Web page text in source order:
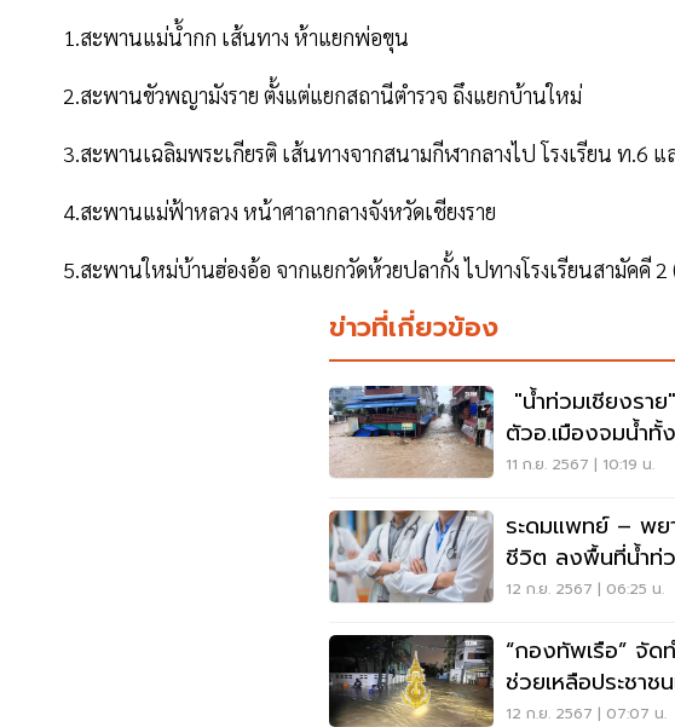
1.สะพานแม่น้ำกก เส้นทาง ห้าแยกพ่อขุน
2.สะพานขัวพญามังราย ตั้งแต่แยกสถานีตำรวจ ถึงแยกบ้านใหม่
3.สะพานเฉลิมพระเกียรติ เส้นทางจากสนามกีฬากลางไป โรงเรียน ท.6
4.สะพานแม่ฟ้าหลวง หน้าศาลากลางจังหวัดเชียงราย
5.สะพานใหม่บ้านฮ่องอ้อ จากแยกวัดห้วยปลากั้ง ไปทางโรงเรียนสามัคคี
ข่าวที่เกี่ยวข้อง
"น้ำท่วมเชียงรา
ตัวอ.เมืองจมน้ำ
มท.สั่งช่วยด่วน
11 ก.ย. 2567 | 10:19 น.
ระดมแพทย์ – พย
ชีวิต ลงพื้นที่น้ำท่
12 ก.ย. 2567 | 06:25 น.
“กองทัพเรือ” จัด
ช่วยเหลือประชาช
12 ก.ย. 2567 | 07:07 น.